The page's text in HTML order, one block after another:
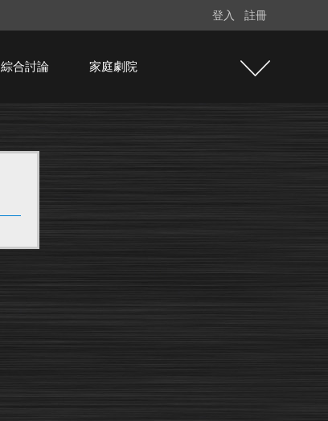
登入 註冊
綜合討論 家庭劇院